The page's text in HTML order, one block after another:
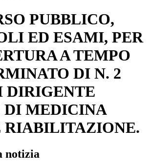
PUBBLICO,
ED ESAMI, PER
A TEMPO
DI N. 2
DIRIGENTE
DI MEDICINA
RIABILITAZIONE.
notizia